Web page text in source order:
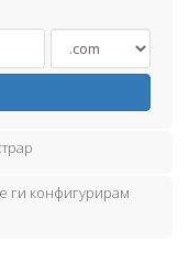
ги конфигурирам